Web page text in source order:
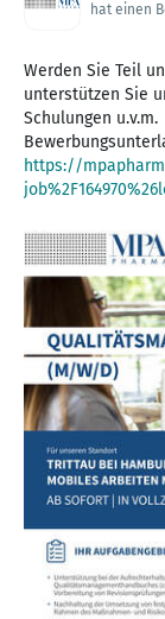
hat einen
Werden Sie Teil
unterstützen Sie
Schulungen u.v.m.
https://